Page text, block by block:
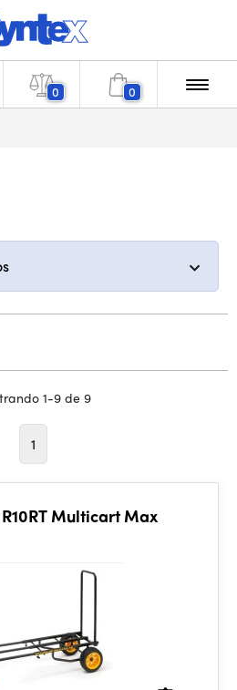
0 0
1-9 de 9
1
Multicart Max